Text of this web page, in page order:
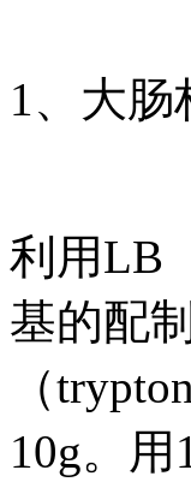
1、大肠
利用LB
基的配
（
10g。